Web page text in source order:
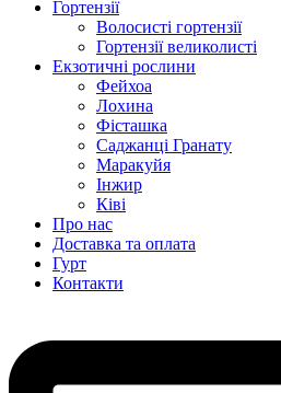
Гортензії
Волосисті гортензії
Гортензії великолисті
Екзотичні рослини
Фейхоа
Лохина
Фісташка
Саджанці Гранату
Маракуйя
Інжир
Ківі
Про нас
Доставка та оплата
Гурт
Контакти